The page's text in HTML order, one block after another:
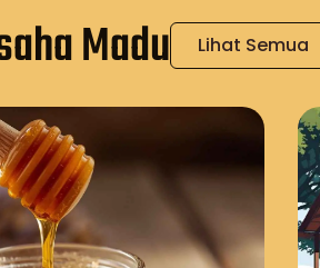
Madu Lihat Semua